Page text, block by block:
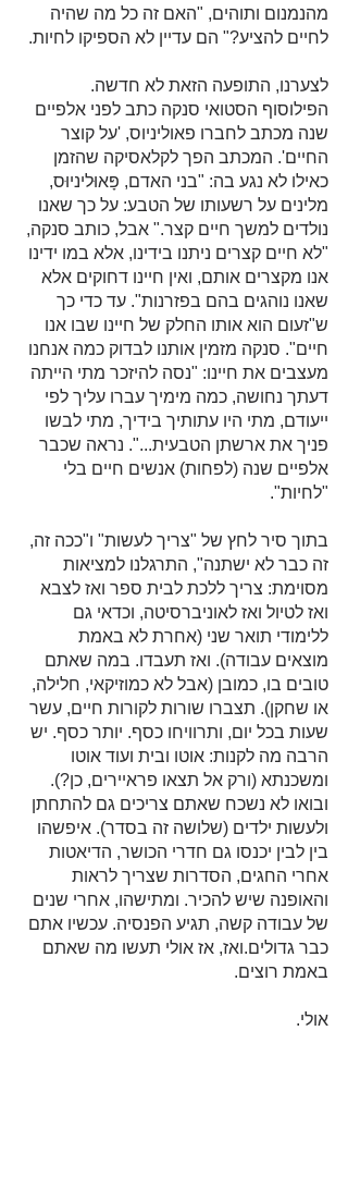
מהנמנום ותוהים, "האם זה כל מה שהיה
לחיים להציע?" הם עדיין לא הספיקו לחיות.
לצערנו, התופעה הזאת לא חדשה.
הפילוסוף הסטואי סנקה כתב לפני אלפיים
שנה מכתב לחברו פאוליניוס, 'על קוצר
החיים'. המכתב הפך לקלאסיקה שהזמן
כאילו לא נגע בה: "בני האדם, פָּאוּליניוּס,
מלינים על רשעותו של הטבע: על כך שאנו
נולדים למשך חיים קצר." אבל, כותב סנקה,
"לא חיים קצרים ניתנו בידינו, אלא במו ידינו
אנו מקצרים אותם, ואין חיינו דחוקים אלא
שאנו נוהגים בהם בפזרנות". עד כדי כך
ש"זעום הוא אותו החלק של חיינו שבו אנו
חיים". סנקה מזמין אותנו לבדוק כמה אנחנו
מעצבים את חיינו: "נסה להיזכר מתי הייתה
דעתך נחושה, כמה מימיך עברו עליך לפי
ייעודם, מתי היו עתותיך בידיך, מתי לבשו
פניך את ארשתן הטבעית...". נראה שכבר
אלפיים שנה (לפחות) אנשים חיים בלי
"לחיות".
בתוך סיר לחץ של "צריך לעשות" ו"ככה זה,
זה כבר לא ישתנה", התרגלנו למציאות
מסוימת: צריך ללכת לבית ספר ואז לצבא
ואז לטיול ואז לאוניברסיטה, וכדאי גם
ללימודי תואר שני (אחרת לא באמת
מוצאים עבודה). ואז תעבדו. במה שאתם
טובים בו, כמובן (אבל לא כמוזיקאי, חלילה,
או שחקן). תצברו שורות לקורות חיים, עשר
שעות בכל יום, ותרוויחו כסף. יותר כסף. יש
הרבה מה לקנות: אוטו ובית ועוד אוטו
ומשכנתא (ורק אל תצאו פראיירים, כן?).
ובואו לא נשכח שאתם צריכים גם להתחתן
ולעשות ילדים (שלושה זה בסדר). איפשהו
בין לבין יכנסו גם חדרי הכושר, הדיאטות
אחרי החגים, הסדרות שצריך לראות
והאופנה שיש להכיר. ומתישהו, אחרי שנים
של עבודה קשה, תגיע הפנסיה. עכשיו אתם
כבר גדולים.ואז, אז אולי תעשו מה שאתם
באמת רוצים.
אולי.